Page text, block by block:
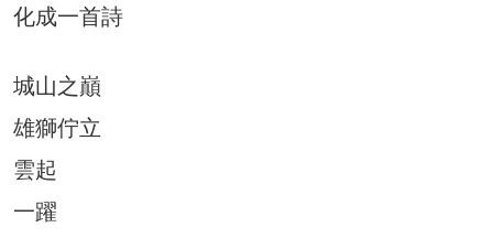
化成一首詩
城山之巔
雄獅佇立
雲起
一躍